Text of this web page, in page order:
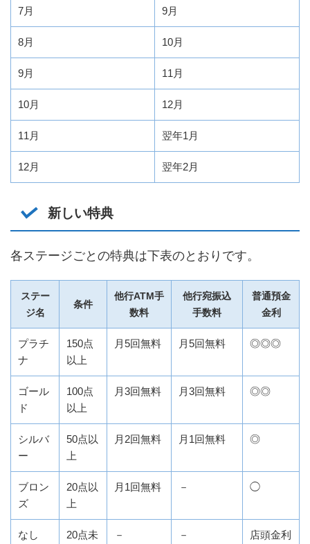
7月 9月
8月 10月
9月 11月
10月 12月
11月 翌年1月
12月 翌年2月
新しい特典
各ステージごとの特典は下表のとおりです。
ステー
ジ名
条件
他行ATM手
数料
他行宛振込
手数料
普通預金
金利
プラチ
ナ
150点
以上
月5回無料 月5回無料 ◎◎◎
ゴール
ド
100点
以上
月3回無料 月3回無料 ◎◎
シルバ
ー
50点以
上
月2回無料 月1回無料 ◎
ブロン
ズ
20点以
上
月1回無料 － ◯
なし
20点未
－ － 店頭金利